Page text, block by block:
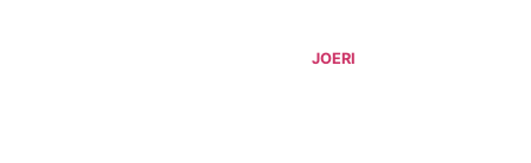
JOERI